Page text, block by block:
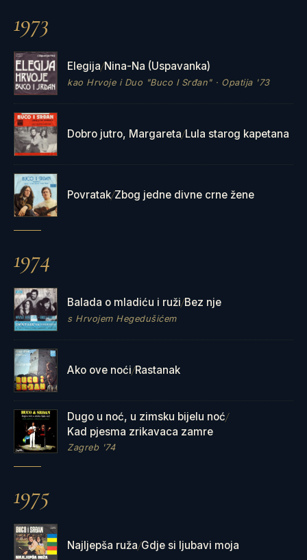
1973
Elegija/Nina-Na (Uspavanka)
kao Hrvoje i Duo "Buco I Srđan" · Opatija '73
Dobro jutro, Margareta/Lula starog kapetana
Povratak/Zbog jedne divne crne žene
1974
Balada o mladiću i ruži/Bez nje
s Hrvojem Hegedušićem
Ako ove noći/Rastanak
Dugo u noć, u zimsku bijelu noć/
Kad pjesma zrikavaca zamre
Zagreb '74
1975
Najljepša ruža/Gdje si ljubavi moja